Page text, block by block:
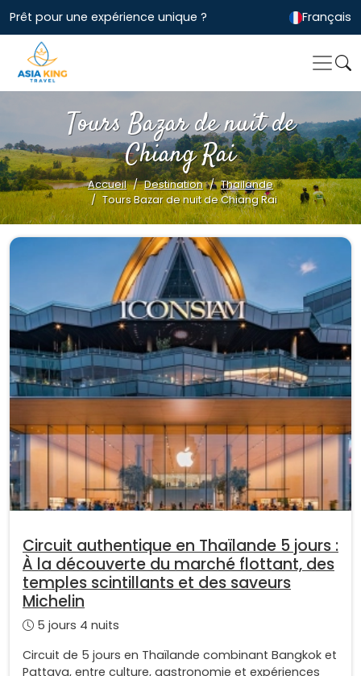
Prêt pour une expérience unique ? Français
Tours Bazar de nuit de
Chiang Rai
Accueil Destination
Thailande
Tours Bazar de nuit de Chiang Rai
Circuit authentique en Thaïlande 5 jours :
À la découverte du marché flottant, des
temples scintillants et des saveurs
Michelin
5 jours 4 nuits
Circuit de 5 jours en Thaïlande combinant Bangkok et
Pattaya, entre culture, gastronomie et expériences